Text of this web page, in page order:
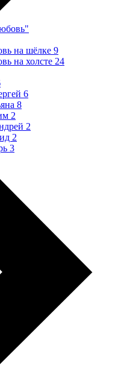
на шёлке 9
на холсте 24
6
8
2
2
2
3